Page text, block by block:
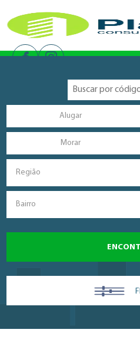
Alugar
Morar
Região
Bairro